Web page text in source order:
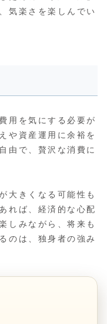
気楽さを楽しんでい
用を気にする必要が
や資産運用に余裕を
由で、贅沢な消費に
大きくなる可能性も
れば、経済的な心配
しみながら、将来も
のは、独身者の強み